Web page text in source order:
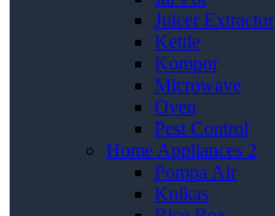
Juicer Extractor
Kettle
Kompor
Microwave
Oven
Pest Control
Home Appliances 2
Pompa Air
Kulkas